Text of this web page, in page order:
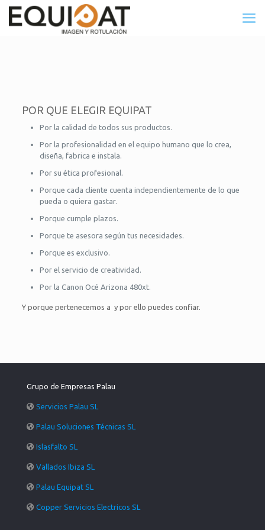
POR QUE ELEGIR EQUIPAT
Por la calidad de todos sus productos.
Por la profesionalidad en el equipo humano que lo crea,
diseña, fabrica e instala.
Por su ética profesional.
Porque cada cliente cuenta independientemente de lo que
pueda o quiera gastar.
Porque cumple plazos.
Porque te asesora según tus necesidades.
Porque es exclusivo.
Por el servicio de creatividad.
Por la Canon Océ Arizona 480xt.
Y porque pertenecemos a y por ello puedes confiar.
Grupo de Empresas Palau
Servicios Palau SL
Palau Soluciones Técnicas SL
Islasfalto SL
Vallados Ibiza SL
Palau Equipat SL
Copper Servicios Electricos SL